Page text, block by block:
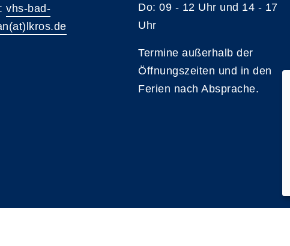
vhs-bad-
Do: 09 - 12 Uhr und 14 - 17
Uhr
Termine außerhalb der
Öffnungszeiten und in den
Ferien nach Absprache.